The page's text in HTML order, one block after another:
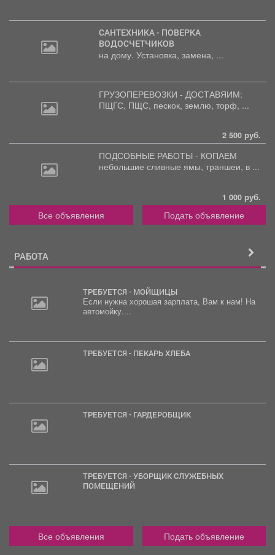
САНТЕХНИКА - ПОВЕРКА
ВОДОСЧЕТЧИКОВ
на дому. Установка, замена, ...
ГРУЗОПЕРЕВОЗКИ - ДОСТАВЯИМ:
ПЩГС, ПЩС, пескок, землю, торф, ...
2 500 руб.
ПОДСОБНЫЕ РАБОТЫ - КОПАЕМ
небольшие сливные ямы, траншеи, в ...
1 000 руб.
Все объявления Подать объявление
РАБОТА
ТРЕБУЕТСЯ - МОЙЩИЦЫ
Если нужна хорошая зарплата, Вам к нам! На
автомойку....
ТРЕБУЕТСЯ - ПЕКАРЬ ХЛЕБА
ТРЕБУЕТСЯ - ГАРДЕРОБЩИК
ТРЕБУЕТСЯ - УБОРЩИК СЛУЖЕБНЫХ
ПОМЕЩЕНИЙ
Все объявления Подать объявление